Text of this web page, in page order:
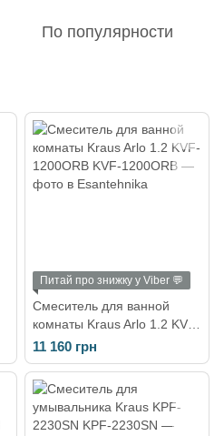
По популярности
Питай про знижку у Viber 💬
Смеситель для ванной
комнаты Kraus Arlo 1.2 KVF-
1200ORB
11 160 грн